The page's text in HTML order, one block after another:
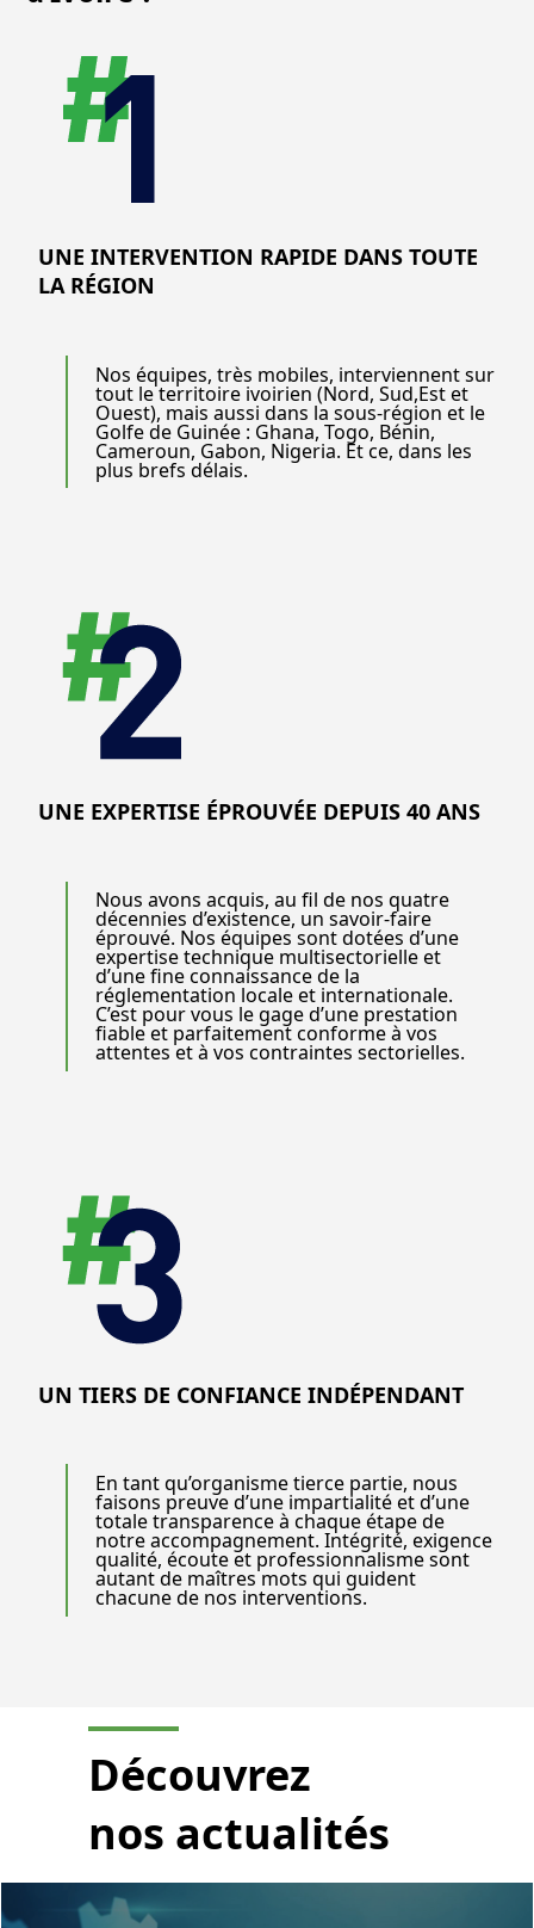
UNE INTERVENTION RAPIDE DANS TOUTE
LA RÉGION
Nos équipes, très mobiles, interviennent sur
tout le territoire ivoirien (Nord, Sud,Est et
Ouest), mais aussi dans la sous-région et le
Golfe de Guinée : Ghana, Togo, Bénin,
Cameroun, Gabon, Nigeria. Et ce, dans les
plus brefs délais.
UNE EXPERTISE ÉPROUVÉE DEPUIS 40 ANS
Nous avons acquis, au fil de nos quatre
décennies d’existence, un savoir-faire
éprouvé. Nos équipes sont dotées d’une
expertise technique multisectorielle et
d’une fine connaissance de la
réglementation locale et internationale.
C’est pour vous le gage d’une prestation
fiable et parfaitement conforme à vos
attentes et à vos contraintes sectorielles.
UN TIERS DE CONFIANCE INDÉPENDANT
En tant qu’organisme tierce partie, nous
faisons preuve d’une impartialité et d’une
totale transparence à chaque étape de
notre accompagnement. Intégrité, exigence
qualité, écoute et professionnalisme sont
autant de maîtres mots qui guident
chacune de nos interventions.
Découvrez
nos actualités